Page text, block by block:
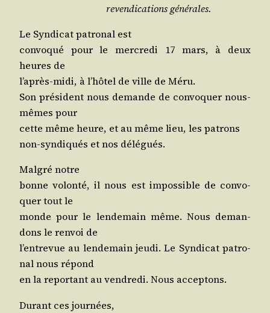
reven­di­ca­tions générales.
Le Syn­di­cat patro­nal est
convo­qué pour le mer­cre­di 17 mars, à deux
heures de
l’a­près-midi, à l’hô­tel de ville de Méru.
Son pré­sident nous demande de convo­quer nous-
mêmes pour
cette même heure, et au même lieu, les patrons
non-syn­di­qués et nos délégués.
Mal­gré notre
bonne volon­té, il nous est impos­sible de convo­
quer tout le
monde pour le len­de­main même. Nous deman­
dons le ren­voi de
l’en­tre­vue au len­de­main jeu­di. Le Syn­di­cat patro­
nal nous répond
en la repor­tant au ven­dre­di. Nous acceptons.
Durant ces journées,